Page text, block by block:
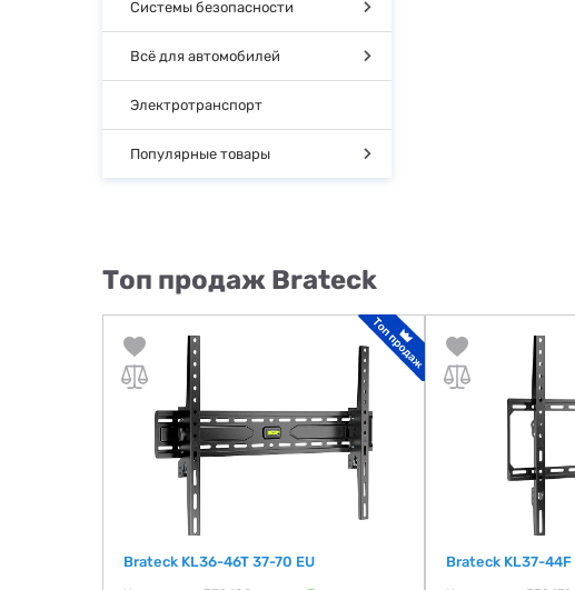
Системы безопасности
Всё для автомобилей
Электротранспорт
Популярные товары
Топ продаж Brateck
Brateck KL36-46T 37-70 EU Brateck KL37-44F